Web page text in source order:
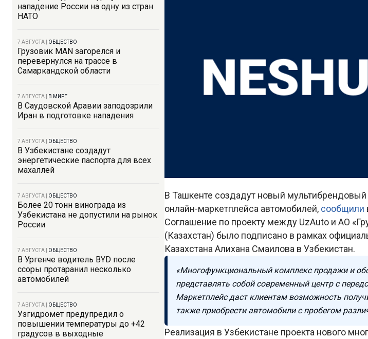
нападение России на одну из стран
НАТО
7 АВГУСТА ОБЩЕСТВО
Грузовик MAN загорелся и
перевернулся на трассе в
Самаркандской области
7 АВГУСТА В МИРЕ
В Саудовской Аравии заподозрили
Иран в подготовке нападения
7 АВГУСТА ОБЩЕСТВО
В Узбекистане создадут
энергетические паспорта для всех
махаллей
7 АВГУСТА ОБЩЕСТВО
Более 20 тонн винограда из
Узбекистана не допустили на рынок
России
7 АВГУСТА ОБЩЕСТВО
В Ургенче водитель BYD после
ссоры протаранил несколько
автомобилей
7 АВГУСТА ОБЩЕСТВО
Узгидромет предупредил о
повышении температуры до +42
градусов в выходные
В Ташкенте создадут новый
онлайн-маркетплейса автомобилей, сообщили
Соглашение по проекту между UzAuto и АО
(Казахстан) было подписано в рамках
Казахстана Алихана Смаилова в Узбекистан.
«Многофункциональный комплекс продажи и
представлять собой современный центр с
Маркетплейс даст клиентам возможность
также приобрести автомобили с пробегом
Реализация в Узбекистане проекта нового